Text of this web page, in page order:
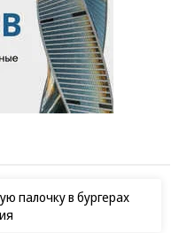
палочку в бургерах